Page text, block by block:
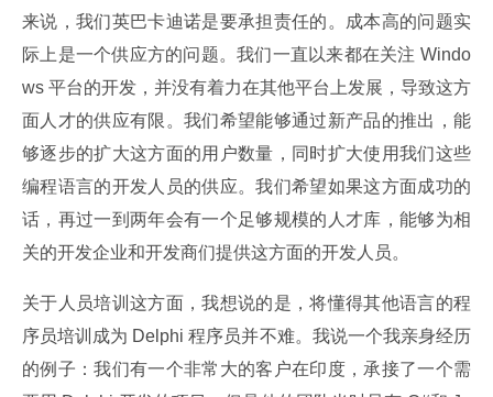
来说，我们英巴卡迪诺是要承担责任的。成本高的问题实
际上是一个供应方的问题。我们一直以来都在关注 Windo
ws 平台的开发，并没有着力在其他平台上发展，导致这方
面人才的供应有限。我们希望能够通过新产品的推出，能
够逐步的扩大这方面的用户数量，同时扩大使用我们这些
编程语言的开发人员的供应。我们希望如果这方面成功的
话，再过一到两年会有一个足够规模的人才库，能够为相
关的开发企业和开发商们提供这方面的开发人员。
关于人员培训这方面，我想说的是，将懂得其他语言的程
序员培训成为 Delphi 程序员并不难。我说一个我亲身经历
的例子：我们有一个非常大的客户在印度，承接了一个需